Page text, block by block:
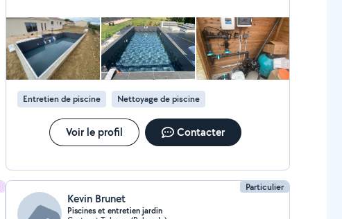
Entretien de piscine Nettoyage de piscine
Voir le profil Contacter
Particulier
Kevin Brunet
Piscines et entretien jardin